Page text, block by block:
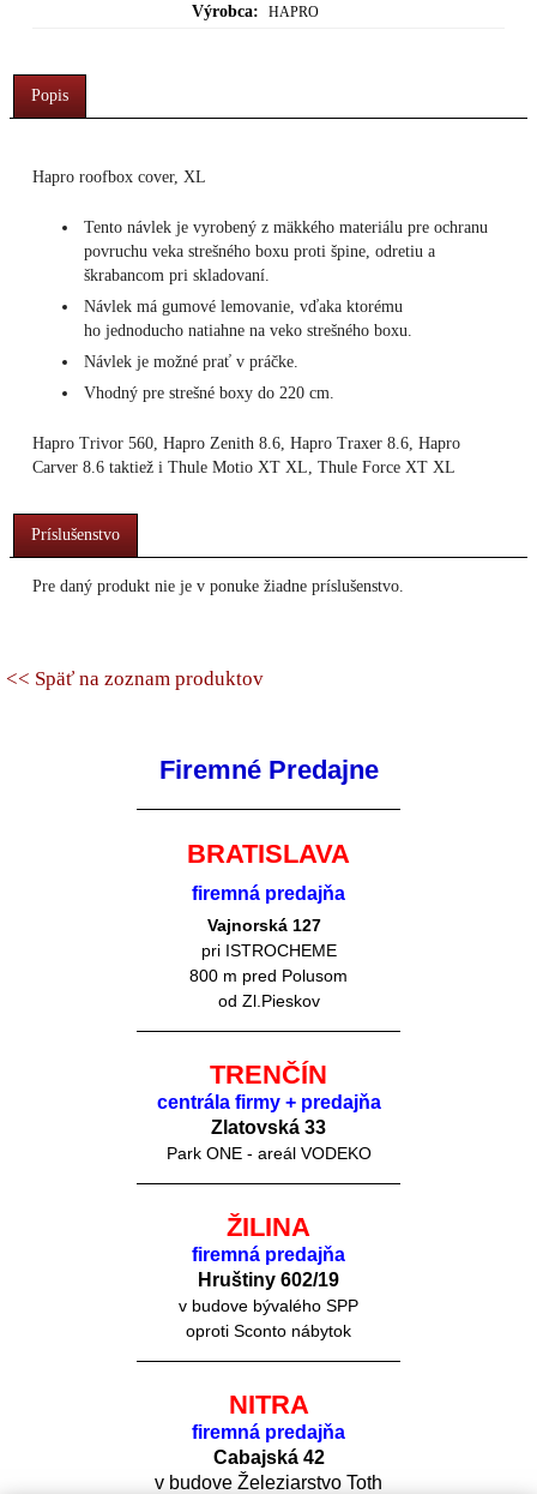
Výrobca: HAPRO
Popis
Hapro roofbox cover, XL
Tento návlek je vyrobený z mäkkého materiálu pre ochranu
povruchu veka strešného boxu proti špine, odretiu a
škrabancom pri skladovaní.
Návlek má gumové lemovanie, vďaka ktorému
ho jednoducho natiahne na veko strešného boxu.
Návlek je možné prať v práčke.
Vhodný pre strešné boxy do 220 cm.
Hapro Trivor 560, Hapro Zenith 8.6, Hapro Traxer 8.6, Hapro
Carver 8.6 taktiež i Thule Motio XT XL, Thule Force XT XL
Príslušenstvo
Pre daný produkt nie je v ponuke žiadne príslušenstvo.
<< Späť na zoznam produktov
Firemné Predajne
BRATISLAVA
firemná predajňa
Vajnorská 127
pri ISTROCHEME
800 m pred Polusom
od Zl.Pieskov
TRENČÍN
centrála firmy + predajňa
Zlatovská 33
Park ONE - areál VODEKO
ŽILINA
firemná predajňa
Hruštiny 602/19
v budove bývalého SPP
oproti Sconto nábytok
NITRA
firemná predajňa
Cabajská 42
v budove Železiarstvo Toth